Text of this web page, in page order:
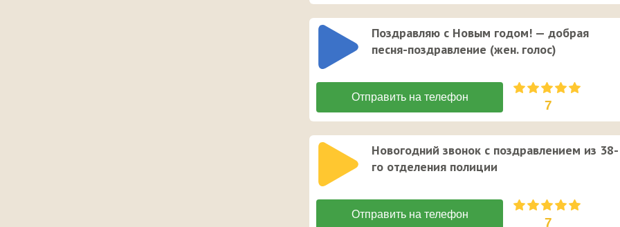
Поздравляю с Новым годом! — добрая
песня-поздравление (жен. голос)
7
Новогодний звонок с поздравлением из 38-
го отделения полиции
7